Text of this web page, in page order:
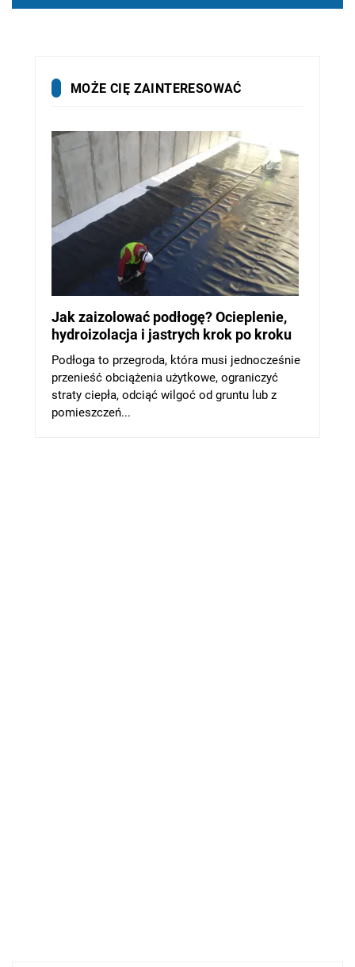
MOŻE CIĘ ZAINTERESOWAĆ
Jak zaizolować podłogę? Ocieplenie,
hydroizolacja i jastrych krok po kroku
Podłoga to przegroda, która musi jednocześnie
przenieść obciążenia użytkowe, ograniczyć
straty ciepła, odciąć wilgoć od gruntu lub z
pomieszczeń...